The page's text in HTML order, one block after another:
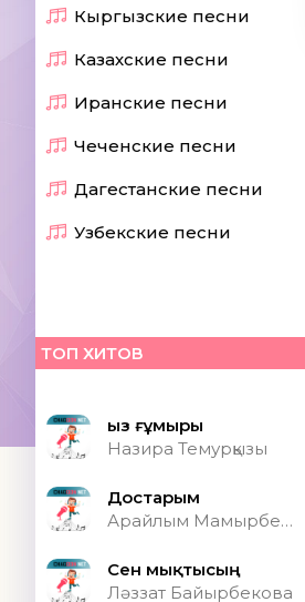
Кыргызские песни
Казахские песни
Иранские песни
Чеченские песни
Дагестанские песни
Узбекские песни
ТОП ХИТОВ
Қыз ғұмыры
Назира Темурқызы
Достарым
Арайлым Мамырбекқызы
Сен мықтысың
Ләззат Байырбекова